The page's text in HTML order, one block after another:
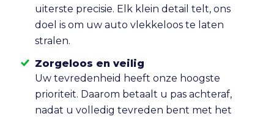
uiterste precisie. Elk klein detail telt, ons
doel is om uw auto vlekkeloos te laten
stralen.
Zorgeloos en veilig
Uw tevredenheid heeft onze hoogste
prioriteit. Daarom betaalt u pas achteraf,
nadat u volledig tevreden bent met het